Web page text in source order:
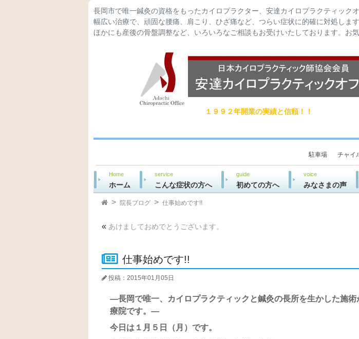
長岡市で唯一鍼灸の資格をもったカイロプラクター、安達カイロプラクティックオ
幅広い治療で、頑固な腰痛、肩こり、ひざ痛など、つらい症状に的確に対処します
ほかにも産後の骨盤調整など、いろいろなご相談もお受けいたしております。お
１９９２年開業の実績と信頼！！
駐車場 チャイ
Home
ホーム
service
こんな症状の方へ
guide
初めての方へ
voice
みなさまの声
院長ブログ 仕事始めです!!
« あけましておめでとうございます。
仕事始めです!!
投稿：2015年01月05日
―長岡で唯一、カイロプラクティックと鍼灸の長所を生かした施術
療院です。―
今日は１月５日（月）です。